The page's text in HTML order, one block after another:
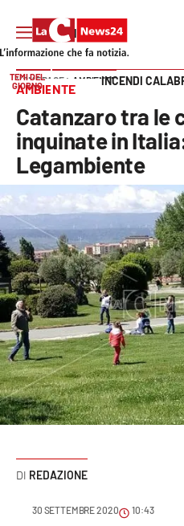
SEZIONI
Cronaca
Politica
Attualità
Economia e lavoro
Italia Mondo
Sanità
Sport
Vai
TEMI DEL
GIORNO
INCENDI
HOME PAGE AMBIENTE
AMBIENTE
Catanzaro tra le
inquinate in
Legambiente
REDAZIONE
30 SETTEMBRE 2020 10:43